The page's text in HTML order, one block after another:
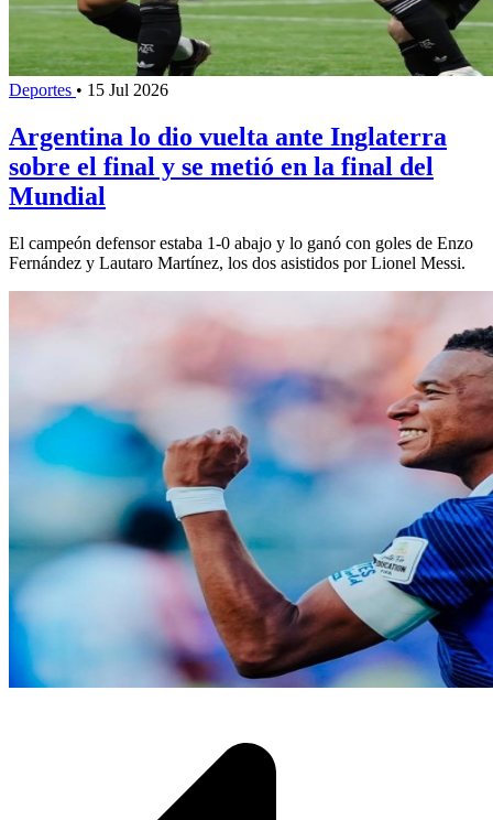
Deportes • 15 Jul 2026
Argentina lo dio vuelta ante Inglaterra
sobre el final y se metió en la final del
Mundial
El campeón defensor estaba 1-0 abajo y lo ganó con goles de Enzo
Fernández y Lautaro Martínez, los dos asistidos por Lionel Messi.